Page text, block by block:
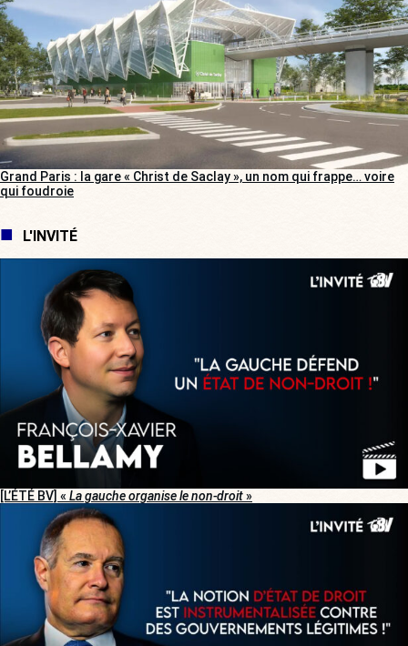
Grand Paris : la gare « Christ de Saclay », un nom qui frappe… voire
qui foudroie
L'INVITÉ
[L’ÉTÉ BV] « La gauche organise le non-droit»